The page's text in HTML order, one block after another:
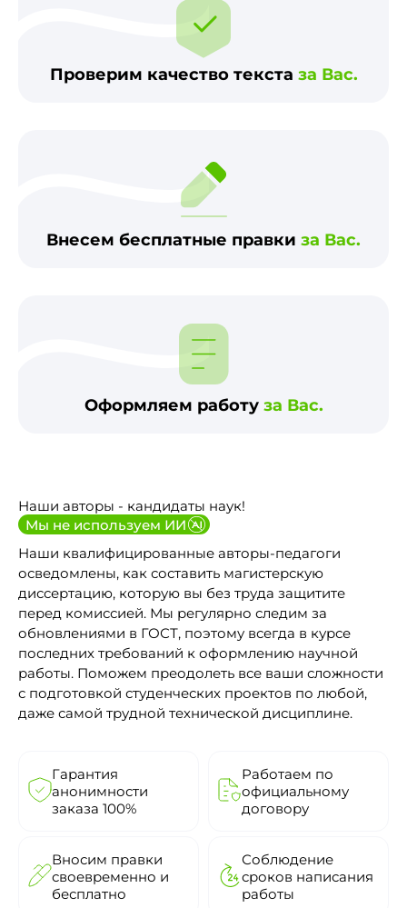
Проверим качество текста за Вас.
Внесем бесплатные правки за Вас.
Оформляем работу за Вас.
Наши авторы - кандидаты наук!
Мы не используем ИИ
Наши квалифицированные авторы-педагоги
осведомлены, как составить магистерскую
диссертацию, которую вы без труда защитите
перед комиссией. Мы регулярно следим за
обновлениями в ГОСТ, поэтому всегда в курсе
последних требований к оформлению научной
работы. Поможем преодолеть все ваши сложности
с подготовкой студенческих проектов по любой,
даже самой трудной технической дисциплине.
Гарантия
анонимности
заказа 100%
Работаем по
официальному
договору
Вносим правки
своевременно и
бесплатно
Соблюдение
сроков написания
работы